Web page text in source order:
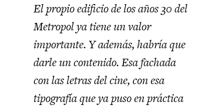
El propio edificio de los años 30 del
Metropol ya tiene un valor
importante. Y además, habría que
darle un contenido. Esa fachada
con las letras del cine, con esa
tipografía que ya puso en práctica